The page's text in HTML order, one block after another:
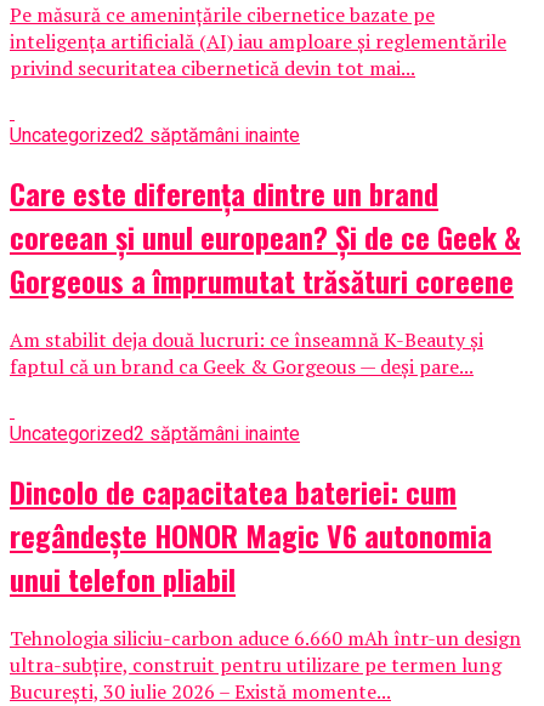
Pe măsură ce amenințările cibernetice bazate pe
inteligența artificială (AI) iau amploare și reglementările
privind securitatea cibernetică devin tot mai...
Uncategorized2 săptămâni inainte
Care este diferența dintre un brand
coreean și unul european? Și de ce Geek &
Gorgeous a împrumutat trăsături coreene
Am stabilit deja două lucruri: ce înseamnă K-Beauty și
faptul că un brand ca Geek & Gorgeous — deși pare...
Uncategorized2 săptămâni inainte
Dincolo de capacitatea bateriei: cum
regândește HONOR Magic V6 autonomia
unui telefon pliabil
Tehnologia siliciu-carbon aduce 6.660 mAh într-un design
ultra-subțire, construit pentru utilizare pe termen lung
București, 30 iulie 2026 – Există momente...